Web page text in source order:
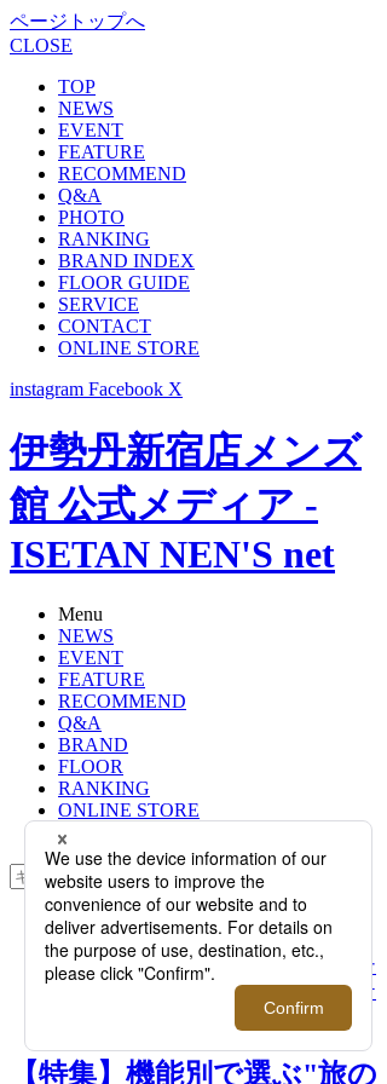
ページトップへ
CLOSE
TOP
NEWS
EVENT
FEATURE
RECOMMEND
Q&A
PHOTO
RANKING
BRAND INDEX
FLOOR GUIDE
SERVICE
CONTACT
ONLINE STORE
instagram Facebook X
伊勢丹新宿店メンズ
館 公式メディア -
ISETAN NEN'S net
Menu
NEWS
EVENT
FEATURE
RECOMMEND
Q&A
BRAND
FLOOR
RANKING
ONLINE STORE
SERVICE
検索
TOP
PHOTO
【特集】機能別で選ぶ"旅のパートナ
ー"、スタイリストが選ぶ「スーツケ
【特集】機能別で選ぶ"旅の